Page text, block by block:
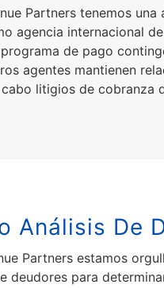
Partners tenemos
agencia internacional
de pago
agentes mantienen
litigios de cobranza
Análisis De
Partners estamos
deudores para